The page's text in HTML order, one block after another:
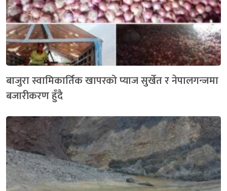
बाजुरा स्वामिकार्तिक खापरको प्याज सुर्खेत र नेपालगन्जमा
बजारीकरण हुँदै